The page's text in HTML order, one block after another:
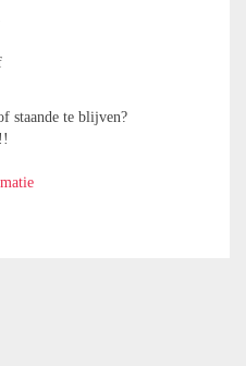
staande te blijven?